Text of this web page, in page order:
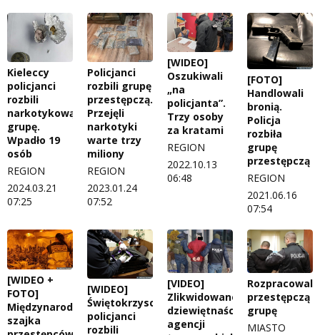
Kieleccy
policjanci
rozbili
narkotykową
grupę.
Wpadło 19
osób
REGION
2024.03.21
07:25
Policjanci
rozbili grupę
przestępczą.
Przejęli
narkotyki
warte trzy
miliony
REGION
2023.01.24
07:52
[WIDEO]
Oszukiwali
„na
policjanta”.
Trzy osoby
za kratami
REGION
2022.10.13
06:48
[FOTO]
Handlowali
bronią.
Policja
rozbiła
grupę
przestępczą
REGION
2021.06.16
07:54
[WIDEO +
FOTO]
Międzynarodowa
szajka
[WIDEO]
Świętokrzyscy
policjanci
rozbili
[VIDEO]
Zlikwidowano
dziewiętnaście
agencji
Rozpracowali
przestępczą
grupę
MIASTO